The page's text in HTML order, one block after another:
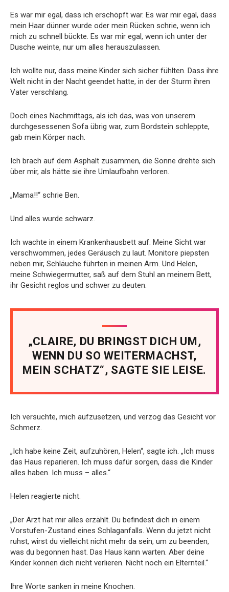
Es war mir egal, dass ich erschöpft war. Es war mir egal, dass
mein Haar dünner wurde oder mein Rücken schrie, wenn ich
mich zu schnell bückte. Es war mir egal, wenn ich unter der
Dusche weinte, nur um alles herauszulassen.
Ich wollte nur, dass meine Kinder sich sicher fühlten. Dass ihre
Welt nicht in der Nacht geendet hatte, in der der Sturm ihren
Vater verschlang.
Doch eines Nachmittags, als ich das, was von unserem
durchgesessenen Sofa übrig war, zum Bordstein schleppte,
gab mein Körper nach.
Ich brach auf dem Asphalt zusammen, die Sonne drehte sich
über mir, als hätte sie ihre Umlaufbahn verloren.
„Mama!!“ schrie Ben.
Und alles wurde schwarz.
Ich wachte in einem Krankenhausbett auf. Meine Sicht war
verschwommen, jedes Geräusch zu laut. Monitore piepsten
neben mir, Schläuche führten in meinen Arm. Und Helen,
meine Schwiegermutter, saß auf dem Stuhl an meinem Bett,
ihr Gesicht reglos und schwer zu deuten.
„CLAIRE, DU BRINGST DICH UM,
WENN DU SO WEITERMACHST,
MEIN SCHATZ“, SAGTE SIE LEISE.
Ich versuchte, mich aufzusetzen, und verzog das Gesicht vor
Schmerz.
„Ich habe keine Zeit, aufzuhören, Helen“, sagte ich. „Ich muss
das Haus reparieren. Ich muss dafür sorgen, dass die Kinder
alles haben. Ich muss – alles.“
Helen reagierte nicht.
„Der Arzt hat mir alles erzählt. Du befindest dich in einem
Vorstufen-Zustand eines Schlaganfalls. Wenn du jetzt nicht
ruhst, wirst du vielleicht nicht mehr da sein, um zu beenden,
was du begonnen hast. Das Haus kann warten. Aber deine
Kinder können dich nicht verlieren. Nicht noch ein Elternteil.“
Ihre Worte sanken in meine Knochen.